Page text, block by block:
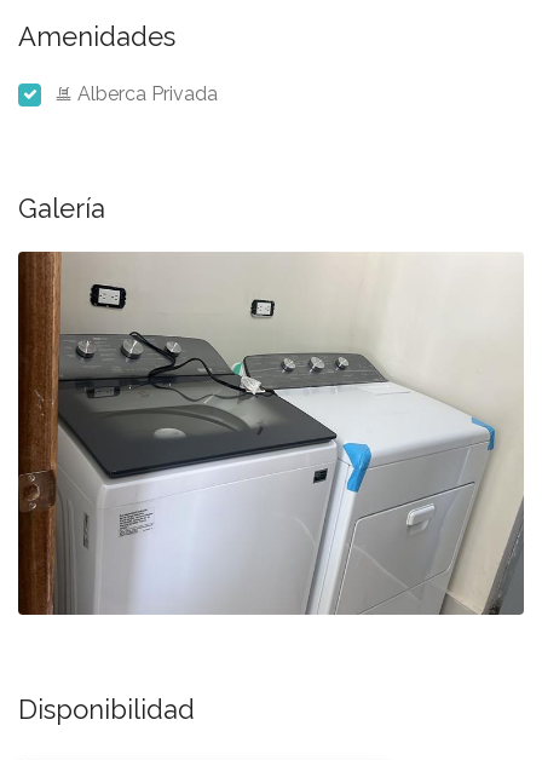
Amenidades
Alberca Privada
Galería
Disponibilidad